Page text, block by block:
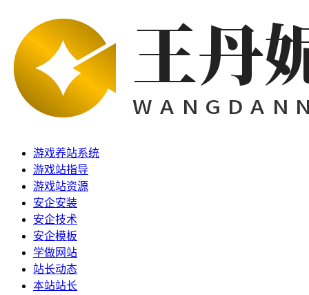
游戏养站系统
游戏站指导
游戏站资源
安企安装
安企技术
安企模板
学做网站
站长动态
本站站长